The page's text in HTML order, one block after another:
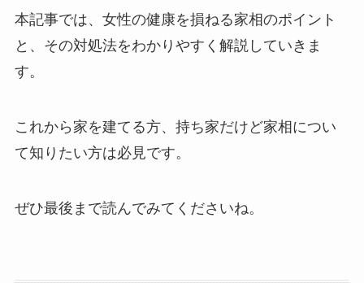
本記事では、女性の健康を損ねる家相のポイント
と、その対処法をわかりやすく解説していきま
す。
これから家を建てる方、持ち家だけど家相につい
て知りたい方は必見です。
ぜひ最後まで読んでみてくださいね。